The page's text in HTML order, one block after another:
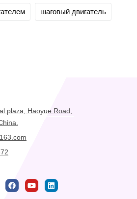
шаговый двигатель
plaza, Haoyue Road,